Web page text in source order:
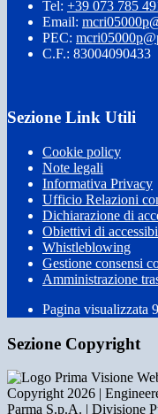
Tel: +39 073 785
Email:
PEC:
C.F.: 83004090433
Sezione Link Utili
Cookie policy
Note legali
Informativa Privacy
Ufficio Relazioni
Dichiarazione di
Obiettivi di
Whistleblowing
Gestione consensi
Amministrazione
Pagina visualizzata
Sezione Copyright
Copyright 2026 |
Parma S.p.A. | Divisione